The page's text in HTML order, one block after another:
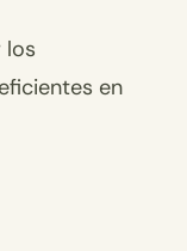
los
en